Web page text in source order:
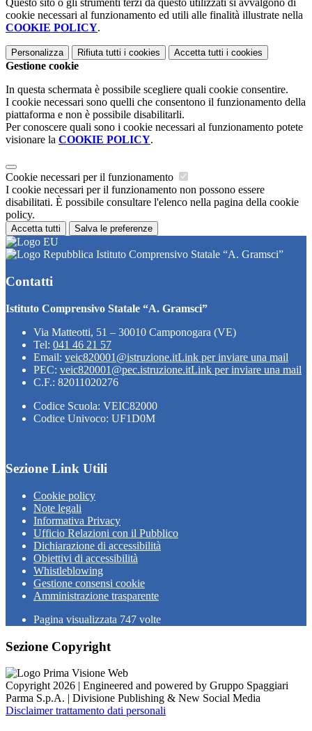
Questo sito o gli strumenti terzi da questo utilizzati si avvalgono di
cookie necessari al funzionamento ed utili alle finalità illustrate nella
COOKIE POLICY.
Personalizza Rifiuta tutti i cookies Accetta tutti i cookies
Gestione cookie
In questa schermata è possibile scegliere quali cookie consentire.
I cookie necessari sono quelli che consentono il funzionamento della
piattaforma e non è possibile disabilitarli.
Per conoscere quali sono i cookie necessari al funzionamento potete
visionare la COOKIE POLICY.
Cookie necessari per il funzionamento
I cookie necessari per il funzionamento non possono essere
disabilitati. È possibile consultare l'elenco nella pagina della cookie
policy.
Accetta tutti Salva le preferenze
Istituto Comprensivo Statale “A. Gramsci”
Contatti
Istituto Comprensivo Statale “A. Gramsci”
Via Matteotti, 51 – 30010 Camponogara (VE)
Tel: 041 46 21 57
Email: veic820001@istruzione.itLink per inviare una mail
PEC: veic820001@pec.istruzione.itLink per inviare una mail
C.F.: 82011020276
Codice Scuola: VEIC82000
Codice Univoco: UF1D0M
Sezione Link Utili
Cookie policy
Note legali
Informativa Privacy
Ufficio Relazioni con il Pubblico
Dichiarazione di accessibilità
Obiettivi di accessibilità
Whistleblowing
Gestione consensi cookie
Amministrazione trasparente
Pagina visualizzata 747 volte
Sezione Copyright
Copyright 2026 | Engineered and powered by Gruppo Spaggiari
Parma S.p.A. | Divisione Publishing & New Social Media
Disclaimer trattamento dati personali